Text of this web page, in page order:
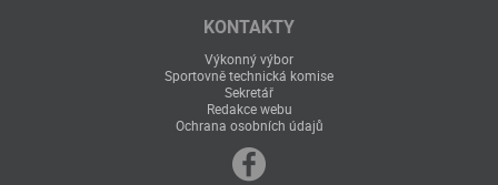
KONTAKTY
Výkonný výbor
Sportovně technická komise
Sekretář
Redakce webu
Ochrana osobních údajů